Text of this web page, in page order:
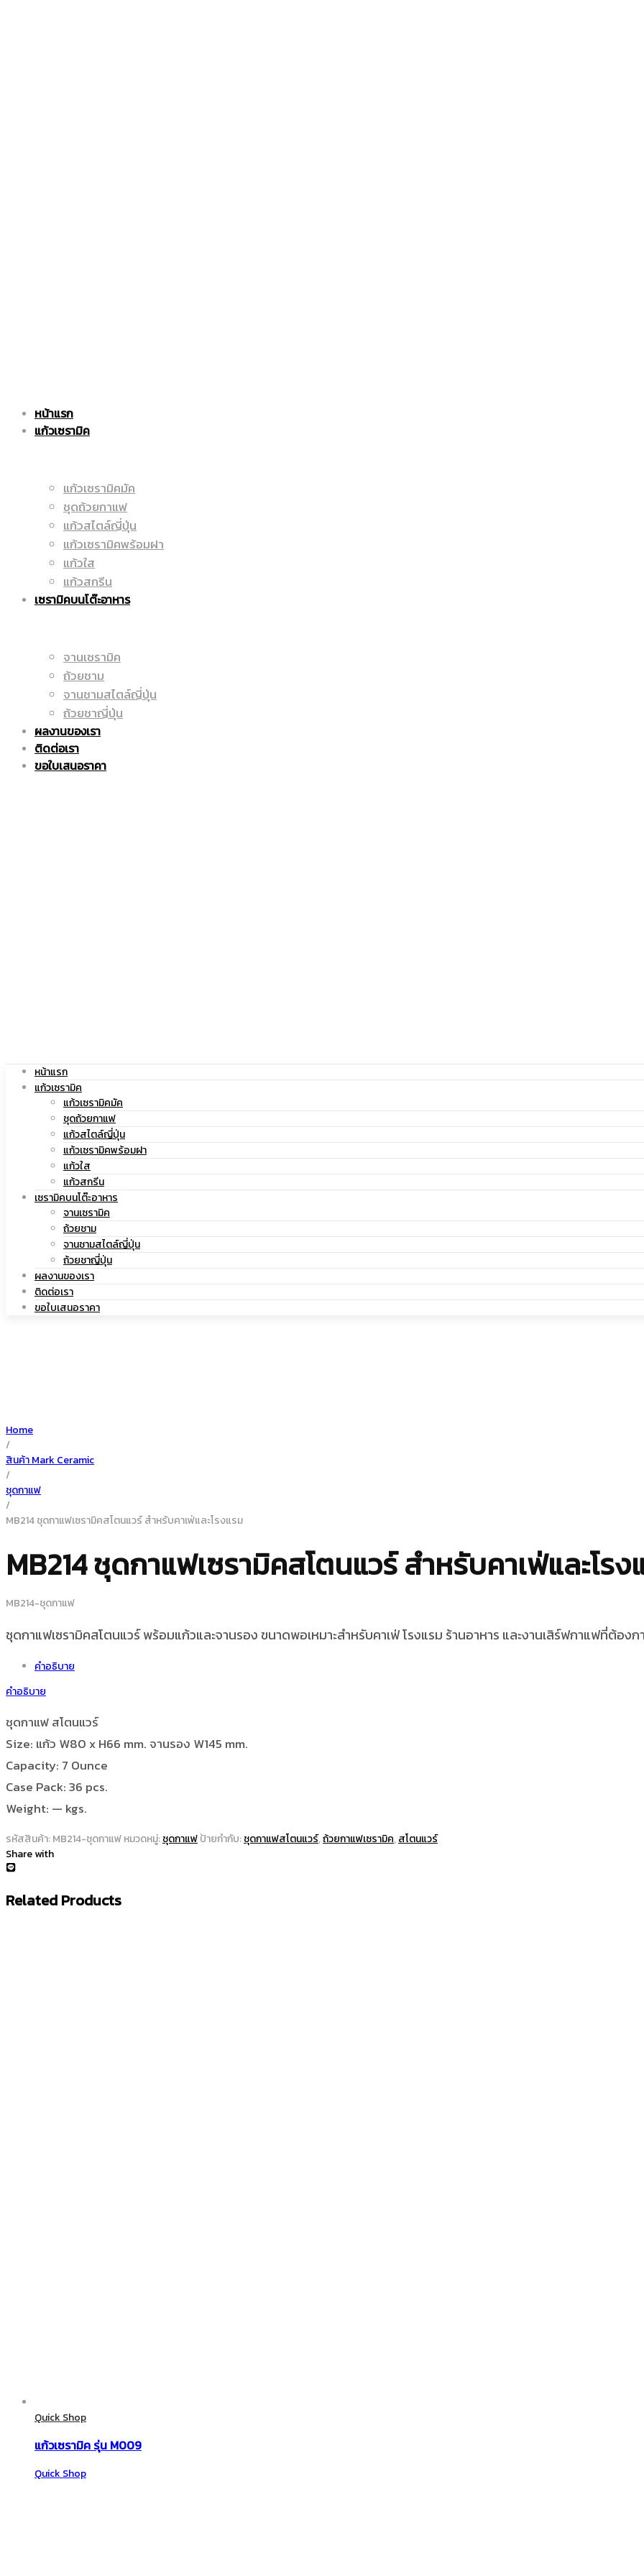
ราคา
มัค
เซรามิค
เซรามิค
ราคา
|
สกรีน
โลโก้
|
เซรามิค
หน้าแรก
แก้วเซรามิค
แก้วเซรามิคมัค
ชุดถ้วยกาแฟ
แก้วสไตล์ญี่ปุ่น
แก้วเซรามิคพร้อมฝา
แก้วใส
แก้วสกรีน
เซรามิคบนโต๊ะอาหาร
จานเซรามิค
ถ้วยชาม
จานชามสไตล์ญี่ปุ่น
ถ้วยชาญี่ปุ่น
ผลงานของเรา
ติดต่อเรา
ขอใบเสนอราคา
หน้าแรก
แก้วเซรามิค
แก้วเซรามิคมัค
ชุดถ้วยกาแฟ
แก้วสไตล์ญี่ปุ่น
แก้วเซรามิคพร้อมฝา
แก้วใส
แก้วสกรีน
เซรามิคบนโต๊ะอาหาร
จานเซรามิค
ถ้วยชาม
จานชามสไตล์ญี่ปุ่น
ถ้วยชาญี่ปุ่น
ผลงานของเรา
ติดต่อเรา
ขอใบเสนอราคา
Home
/
สินค้า Mark Ceramic
/
ชุดกาแฟ
/
MB214 ชุดกาแฟเซรามิคสโตนแวร์ สำหรับคาเฟ่และโรงแรม
MB214 ชุดกาแฟเซรามิคสโตนแวร์ สำหรับคาเฟ่และโรง
MB214-ชุดกาแฟ
ชุดกาแฟเซรามิคสโตนแวร์ พร้อมแก้วและจานรอง ขนาดพอเหมาะสำหรับคาเฟ่ โรงแรม ร้านอาหาร และงานเสิร์ฟกาแฟที่ต้อง
คำอธิบาย
คำอธิบาย
ชุดกาแฟ สโตนแวร์
Size: แก้ว W80 x H66 mm. จานรอง W145 mm.
Capacity: 7 Ounce
Case Pack: 36 pcs.
Weight: — kgs.
รหัสสินค้า:MB214-ชุดกาแฟหมวดหมู่:ชุดกาแฟป้ายกำกับ:ชุดกาแฟสโตนแวร์,ถ้วยกาแฟเซรามิค, สโตนแวร์
Share with
Related Products
Quick Shop
แก้วเซรามิค รุ่น M009
Quick Shop